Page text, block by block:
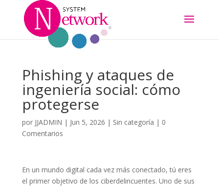
Phishing y ataques de
ingeniería social: cómo
protegerse
por JJADMIN | Jun 5, 2026 | Sin categoría | 0
Comentarios
En un mundo digital cada vez más conectado, tú eres
el primer objetivo de los ciberdelincuentes. Uno de sus